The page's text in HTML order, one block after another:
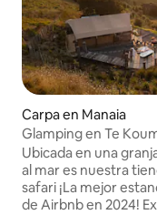
Carpa en Manaia
Glamping en Te
Ubicada en una
al mar es nuestra
safari ¡La mejor
de Airbnb en 2024!